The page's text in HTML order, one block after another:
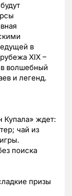
в
XIX –
в волшебный
и легенд.
Купала» ждет:
чай из
поиска
призы